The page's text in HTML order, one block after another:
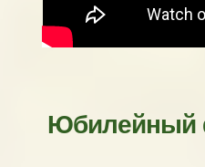
Юбилейный